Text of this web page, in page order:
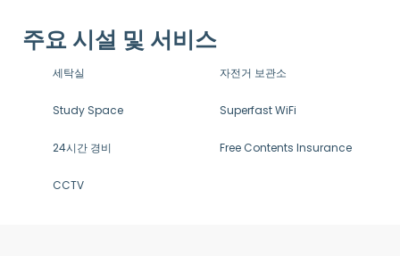
주요 시설 및 서비스
세탁실 자전거 보관소
Study Space Superfast WiFi
24시간 경비 Free Contents Insurance
CCTV